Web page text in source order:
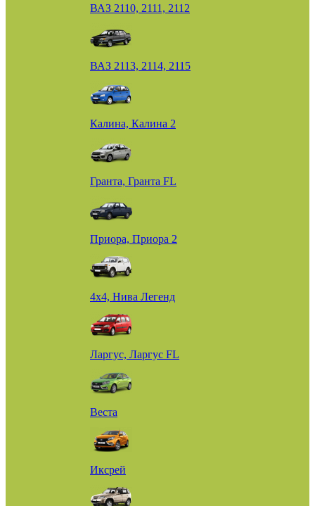
ВАЗ 2110, 2111, 2112
ВАЗ 2113, 2114, 2115
Калина, Калина 2
Гранта, Гранта FL
Приора, Приора 2
4х4, Нива Легенд
Ларгус, Ларгус FL
Веста
Иксрей